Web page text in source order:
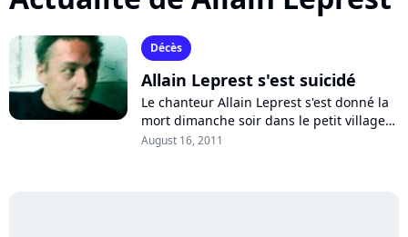
Décès
Allain Leprest s'est suicidé
Le chanteur Allain Leprest s'est donné la
mort dimanche soir dans le petit village
de Jean Ferrat en Ardèche, où il venait de
August 16, 2011